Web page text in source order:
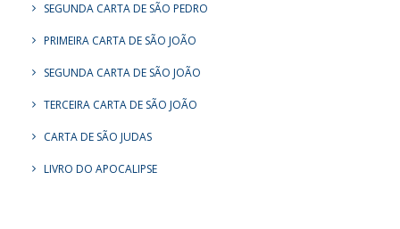
SEGUNDA CARTA DE SÃO PEDRO
PRIMEIRA CARTA DE SÃO JOÃO
SEGUNDA CARTA DE SÃO JOÃO
TERCEIRA CARTA DE SÃO JOÃO
CARTA DE SÃO JUDAS
LIVRO DO APOCALIPSE